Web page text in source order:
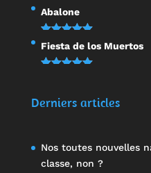
Note5.00
sur 5
Abalone
Note5.00
sur 5
Fiesta de los Muertos
Derniers articles
Nos toutes nouvelles
classe, non ?